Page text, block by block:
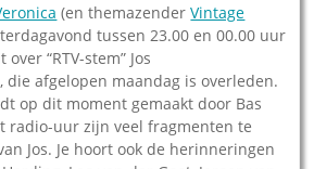
(en themazenderVintage
tussen 23.00 en 00.00 uur
“RTV-stem” Jos
die afgelopen maandag is overleden.
op dit moment gemaakt door Bas
radio-uur zijn veel fragmenten te
Jos. Je hoort ook de herinneringen